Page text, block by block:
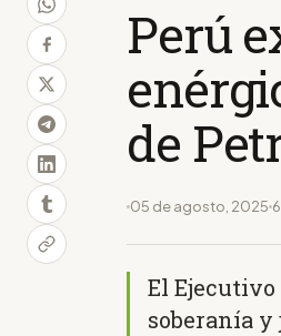
Perú
de
05 de agosto, 2025
El Ejecutivo
soberanía